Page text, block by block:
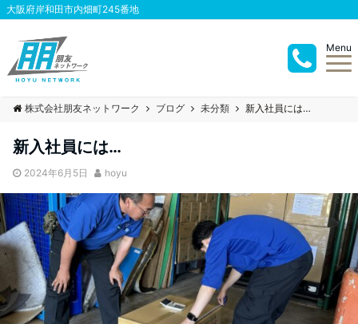
大阪府岸和田市内畑町245番地
Menu
株式会社朋友ネットワーク ブログ 未分類 新入社員には…
新入社員には…
2024年6月5日 hoyu